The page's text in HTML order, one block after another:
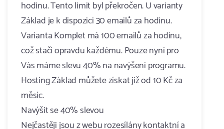
hodinu. Tento limit byl překročen. U varianty
Základ je k dispozici 30 emailů za hodinu.
Varianta Komplet má 100 emailů za hodinu,
což stačí opravdu každému. Pouze nyní pro
Vás máme slevu 40% na navýšení programu.
Hosting Základ můžete získat již od 10 Kč za
měsíc.
Navýšit se 40% slevou
Nejčastěji jsou z webu rozesílány kontaktní a